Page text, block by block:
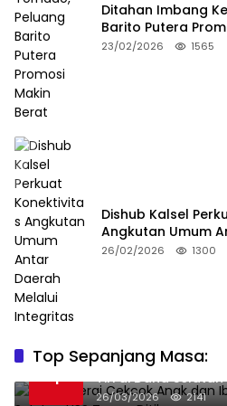
Ditahan Imbang
Barito Putera
23/02/2026 1565
Dishub Kalsel
Angkutan Umum
Integritas
26/02/2026 1300
Top Sepanjang Masa:
1
Niat Melerai
Tiri di Daha Selatan
26/03/2026 2141